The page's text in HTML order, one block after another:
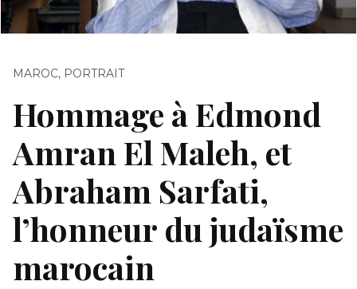
MAROC, PORTRAIT
Hommage à Edmond
Amran El Maleh, et
Abraham Sarfati,
l’honneur du judaïsme
marocain